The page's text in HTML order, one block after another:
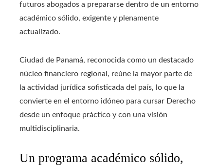
futuros abogados a prepararse dentro de un entorno
académico sólido, exigente y plenamente
actualizado.
Ciudad de Panamá, reconocida como un destacado
núcleo financiero regional, reúne la mayor parte de
la actividad jurídica sofisticada del país, lo que la
convierte en el entorno idóneo para cursar Derecho
desde un enfoque práctico y con una visión
multidisciplinaria.
Un programa académico sólido,